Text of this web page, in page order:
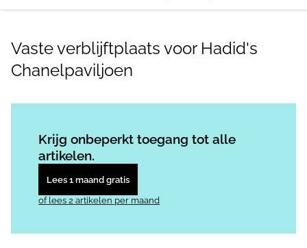
Vaste verblijftplaats voor Hadid's
Chanelpaviljoen
Krijg onbeperkt toegang tot alle
artikelen.
Lees 1 maand gratis
of lees 2 artikelen per maand